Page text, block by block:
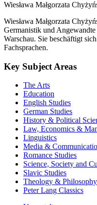
Wiesława Małgorzata
Germanistik und
Warschau. Sie beschäftigt
Key Subject Areas
The Arts
Education
English Studies
German Studies
History & Political
Law, Economics &
Linguistics
Media & Communication
Romance Studies
Science, Society and
Slavic Studies
Theology & Philosophy